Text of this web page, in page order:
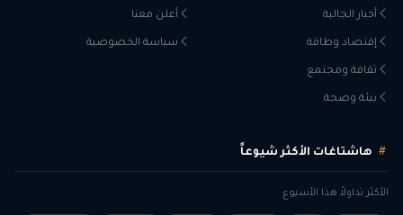
أخبار الجالية
إقتصاد وطاقة
ثقافة ومجتمع
بيئة وصحة
أعلن معنا
سياسة الخصوصية
هاشتاغات الأكثر شيوعاً
الأكثر تداولاً هذا الأسبوع